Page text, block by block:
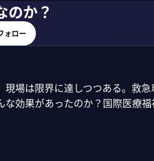
のか？
ォロー
場は限界に達しつつある。救
効果があったのか？国際医療